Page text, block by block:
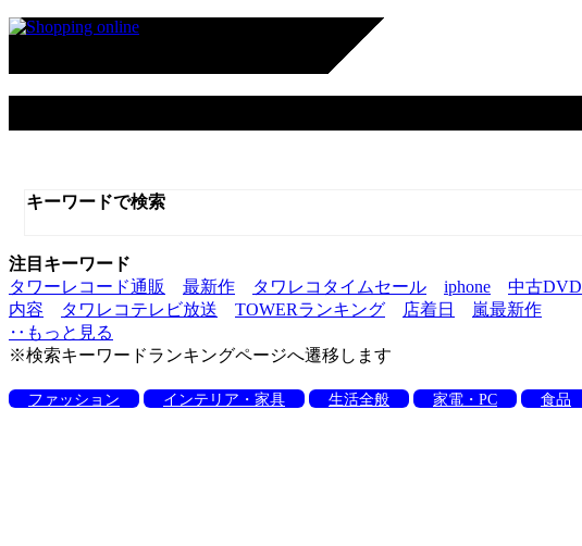
キーワードで検索
注目キーワード
タワーレコード通販
最新作 タワレコタイムセール iphone 中古DVD
内容
タワレコテレビ放送 TOWERランキング 店着日
嵐最新作
‥もっと見る
※検索キーワードランキングページへ遷移します
ファッション インテリア・家具 生活全般 家電・PC 食品